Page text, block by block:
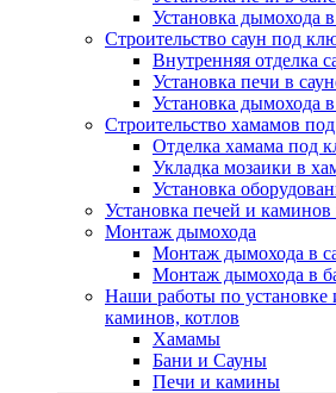
Установка дымохода
Строительство саун под
Внутренняя отделка
Установка печи в
Установка дымохода в
Строительство хамамов
Отделка хамама под
Укладка мозаики в
Установка
Установка печей и
Монтаж дымохода
Монтаж дымохода в
Монтаж дымохода в
Наши работы по установке
каминов, котлов
Хамамы
Бани и Сауны
Печи и камины